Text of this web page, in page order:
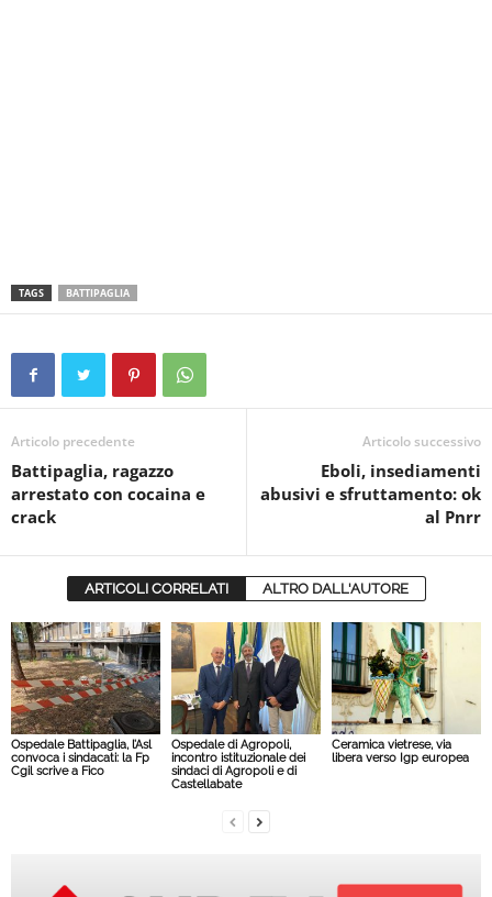
TAGS BATTIPAGLIA
Articolo precedente
Battipaglia, ragazzo
arrestato con cocaina e
crack
Articolo successivo
Eboli, insediamenti
abusivi e sfruttamento: ok
al Pnrr
ARTICOLI CORRELATI ALTRO DALL'AUTORE
Ospedale Battipaglia, l’Asl
convoca i sindacati: la Fp
Cgil scrive a Fico
Ospedale di Agropoli,
incontro istituzionale dei
sindaci di Agropoli e di
Castellabate
Ceramica vietrese, via
libera verso Igp europea